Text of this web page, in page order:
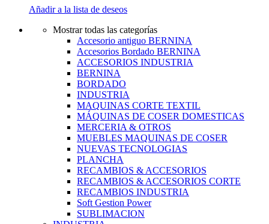
Añadir a la lista de deseos
Mostrar todas las categorías
Accesorio antiguo BERNINA
Accesorios Bordado BERNINA
ACCESORIOS INDUSTRIA
BERNINA
BORDADO
INDUSTRIA
MAQUINAS CORTE TEXTIL
MÁQUINAS DE COSER DOMESTICAS
MERCERIA & OTROS
MUEBLES MAQUINAS DE COSER
NUEVAS TECNOLOGIAS
PLANCHA
RECAMBIOS & ACCESORIOS
RECAMBIOS & ACCESORIOS CORTE
RECAMBIOS INDUSTRIA
Soft Gestion Power
SUBLIMACION